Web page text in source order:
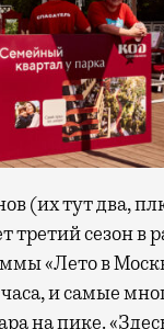
(их тут два,
третий сезон в
«Лето в
часа, и самые
на пике.